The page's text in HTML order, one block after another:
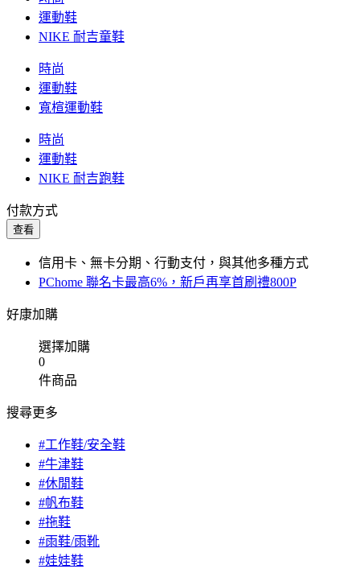
運動鞋
NIKE 耐吉童鞋
時尚
運動鞋
寬楦運動鞋
時尚
運動鞋
NIKE 耐吉跑鞋
付款方式
查看
信用卡、無卡分期、行動支付，與其他多種方式
PChome 聯名卡最高6%，新戶再享首刷禮800P
好康加購
選擇加購
0
件商品
搜尋更多
#工作鞋/安全鞋
#牛津鞋
#休閒鞋
#帆布鞋
#拖鞋
#雨鞋/雨靴
#娃娃鞋